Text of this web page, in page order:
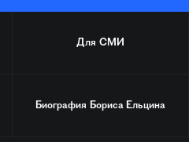
Для СМИ
Биография Бориса Ельцина